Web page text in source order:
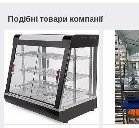
Подібні товари компанії